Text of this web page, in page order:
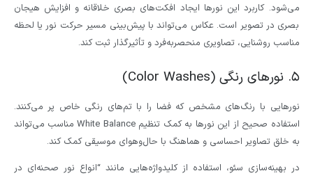
می‌شود. کاربرد این نورها ایجاد افکت‌های بصری خلاقانه و افزایش هیجان
بصری در تصویر است. عکاس می‌تواند با پیش‌بینی مسیر حرکت نور یا لحظه
مناسب روشنایی، تصاویری منحصربه‌فرد و تأثیرگذار ثبت کند.
۵. نورهای رنگی (Color Washes)
نورهایی با رنگ‌های مشخص که فضا را با تم‌های رنگی خاص پر می‌کنند.
استفاده صحیح از این نورها به کمک تنظیم White Balance مناسب می‌تواند
به خلق تصاویر احساسی و هماهنگ با حال‌وهوای موسیقی کمک کند.
در بهینه‌سازی سئو، استفاده از کلیدواژه‌هایی مانند “انواع نور صحنه‌ای در